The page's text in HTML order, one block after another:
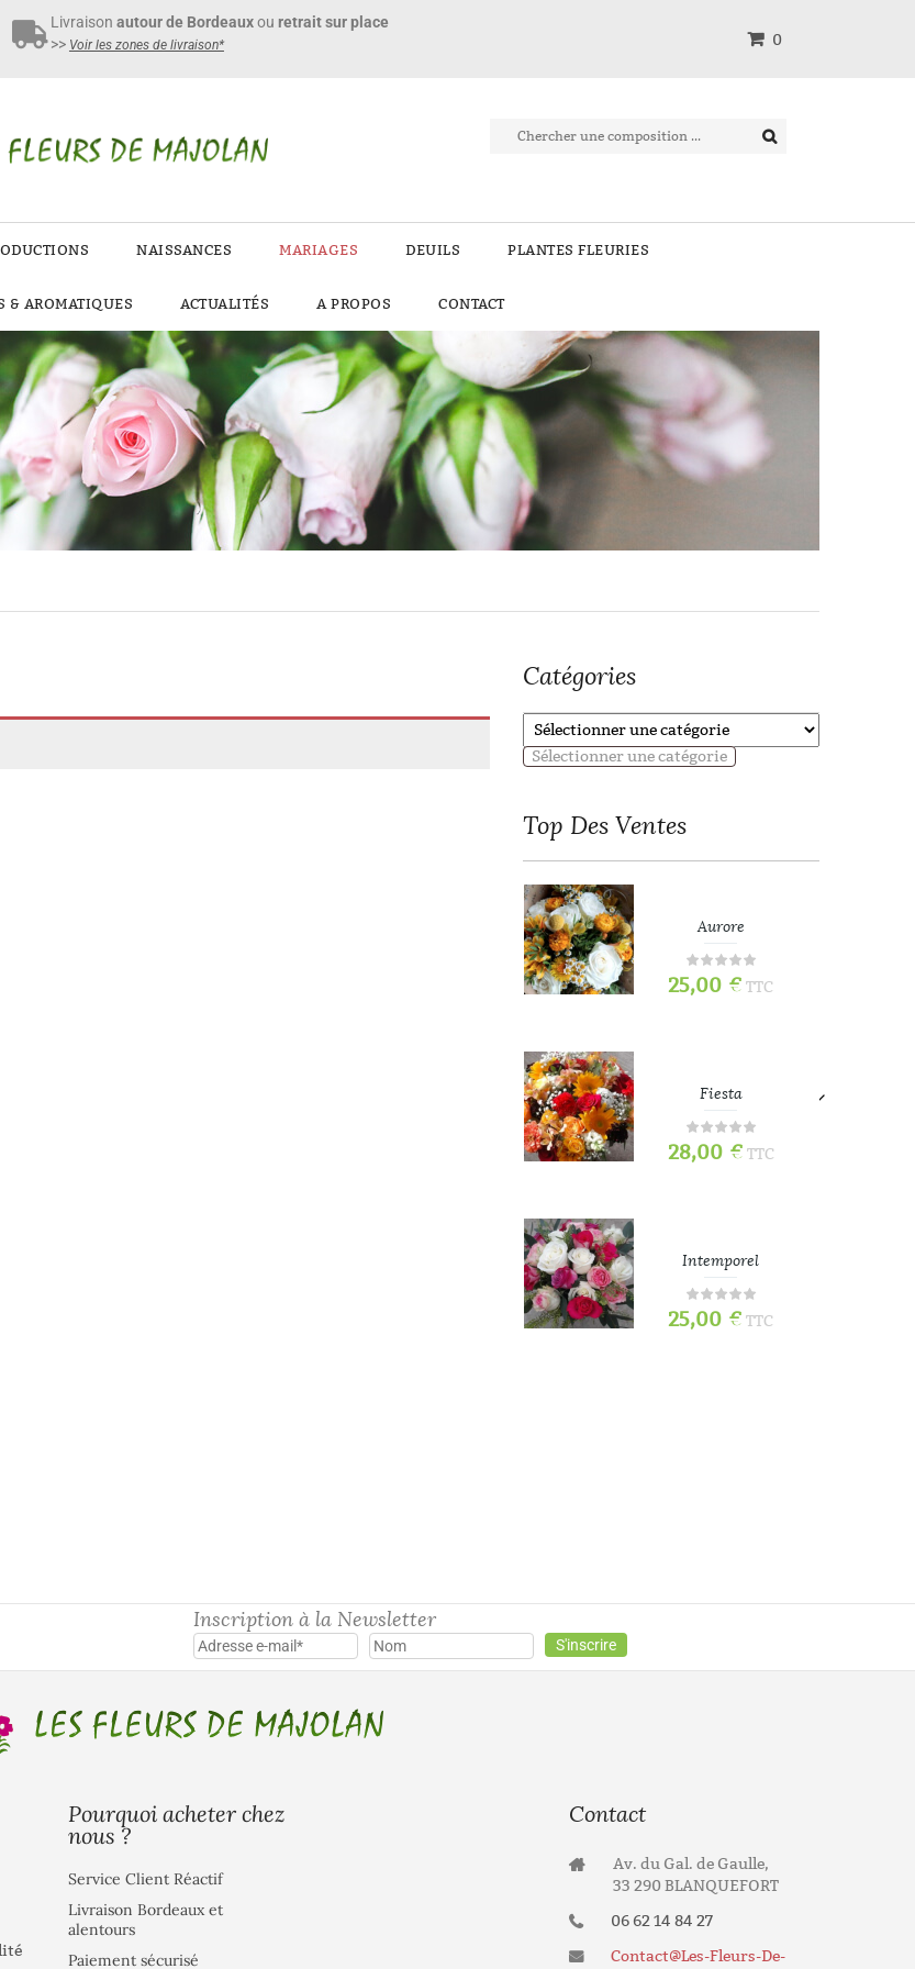
Livraison autour de Bordeauxou retrait sur place
>> Voir les zones de livraison* 0
NAISSANCES MARIAGES DEUILS PLANTES FLEURIES
& AROMATIQUES ACTUALITÉS A PROPOS CONTACT
Catégories
Sélectionner une catégorie
Top Des Ventes
Aurore
25,00 € TTC
Fiesta
28,00 € TTC
Intemporel
25,00 € TTC
Inscription à la Newsletter
Pourquoi acheter chez
nous ?
Service Client Réactif
Livraison Bordeaux et
alentours
Paiement sécurisé
Contact
Av. du Gal. de Gaulle,
33 290 BLANQUEFORT
06 62 14 84 27
Contact@les-Fleurs-De-